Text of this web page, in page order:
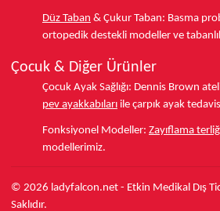
Düz Taban & Çukur Taban: Basma
ortopedik destekli modeller ve
Çocuk & Diğer Ürünler
Çocuk Ayak Sağlığı: Dennis Brown
pev ayakkabıları ile çarpık ayak
Fonksiyonel Modeller: Zayıflama
modellerimiz.
© 2026 ladyfalcon.net - Etkin Medikal Dış
Saklıdır.